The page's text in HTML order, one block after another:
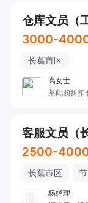
仓库文员（
3000-
长葛市区
高女士
莱此购折扣
客服文员（
2500-
长葛市区
杨经理